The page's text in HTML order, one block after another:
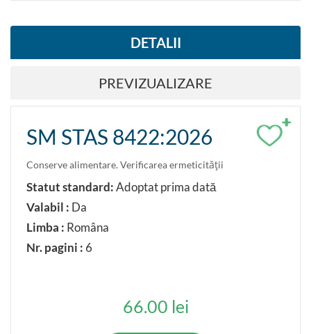
DETALII
PREVIZUALIZARE
+
SM STAS 8422:2026
Conserve alimentare. Verificarea ermeticităţii
Statut standard:Adoptat prima dată
Valabil : Da
Limba : Româna
Nr. pagini : 6
66.00 lei